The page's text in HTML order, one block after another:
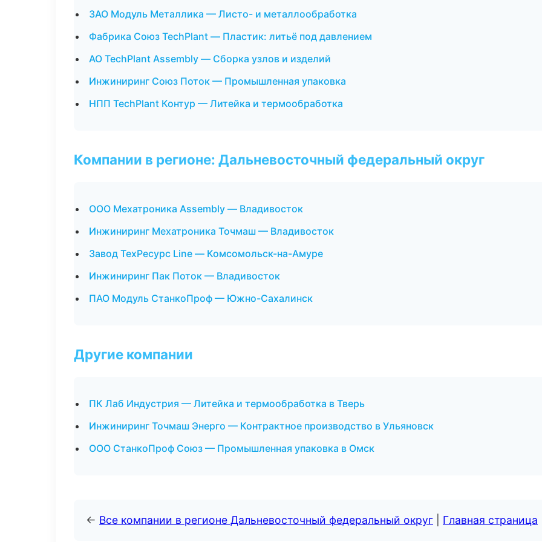
ЗАО Модуль Металлика — Листо- и металлообработка
Фабрика Союз TechPlant — Пластик: литьё под давлением
АО TechPlant Assembly — Сборка узлов и изделий
Инжиниринг Союз Поток — Промышленная упаковка
НПП TechPlant Контур — Литейка и термообработка
Компании в регионе: Дальневосточный федеральный округ
ООО Мехатроника Assembly — Владивосток
Инжиниринг Мехатроника Точмаш — Владивосток
Завод ТехРесурс Line — Комсомольск-на-Амуре
Инжиниринг Пак Поток — Владивосток
ПАО Модуль СтанкоПроф — Южно-Сахалинск
Другие компании
ПК Лаб Индустрия — Литейка и термообработка в Тверь
Инжиниринг Точмаш Энерго — Контрактное производство в Ульяновск
ООО СтанкоПроф Союз — Промышленная упаковка в Омск
← Все компании в регионе Дальневосточный федеральный округ Главная страница